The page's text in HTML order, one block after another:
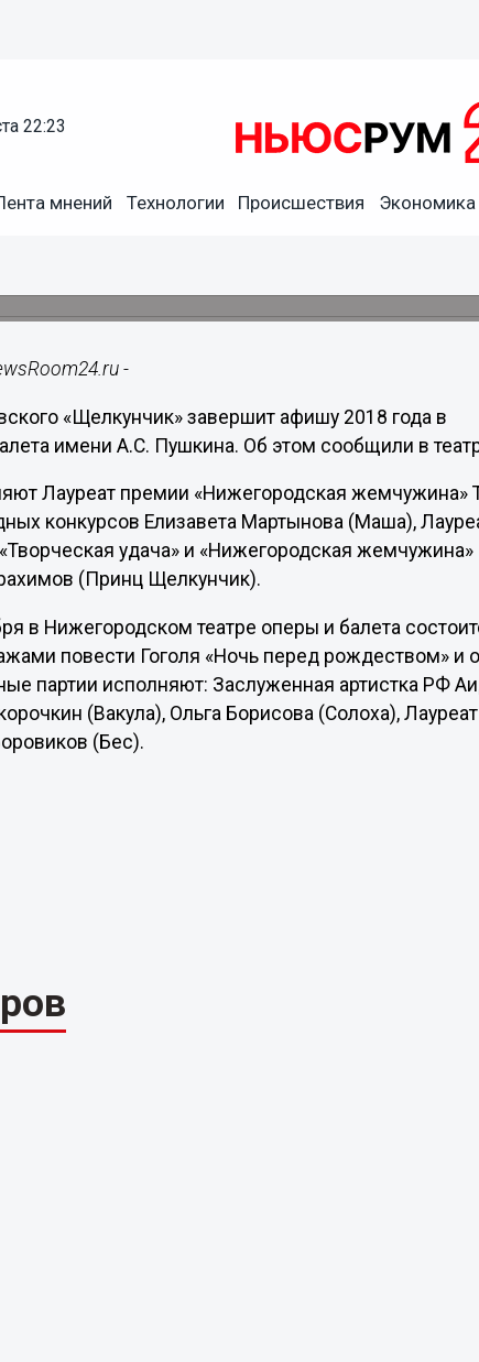
22:23
мнений Технологии Происшествия Экономика
афишу 2018 года в
-
«Щелкунчик» завершит афишу 2018 года в
имени А.С. Пушкина. Об этом сообщили в
Лауреат премии «Нижегородская жемчужина»
конкурсов Елизавета Мартынова (Маша),
удача» и «Нижегородская жемчужина»
(Принц Щелкунчик).
в Нижегородском театре оперы и балета
повести Гоголя «Ночь перед рождеством» и
партии исполняют: Заслуженная артистка РФ
(Вакула), Ольга Борисова (Солоха),
(Бес).